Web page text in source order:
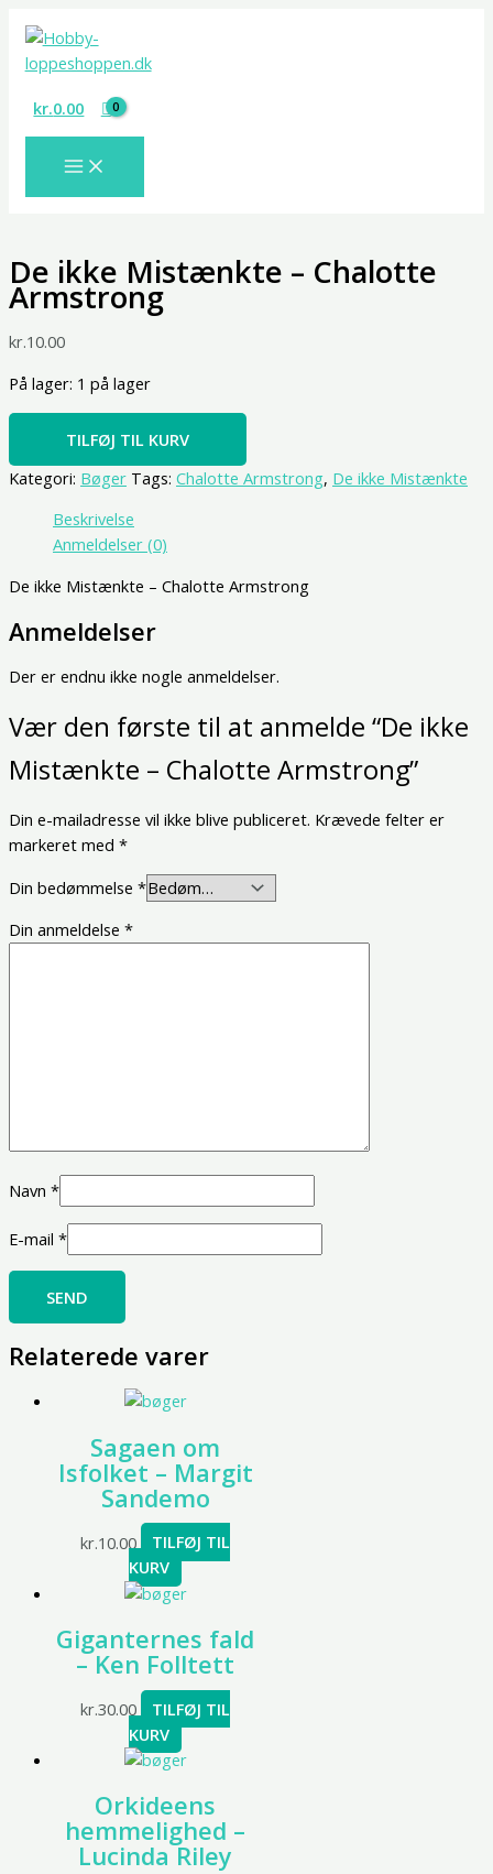
indholdet
kr.0.00
De ikke Mistænkte – Chalotte
Armstrong
kr.10.00
På lager: 1 på lager
ikke
Mistænkte
Chalotte
Armstrong
TILFØJ TIL KURV
Kategori: Bøger Tags: Chalotte Armstrong, De ikke Mistænkte
Beskrivelse
Anmeldelser (0)
De ikke Mistænkte – Chalotte Armstrong
Anmeldelser
Der er endnu ikke nogle anmeldelser.
Vær den første til at anmelde “De ikke
Mistænkte – Chalotte Armstrong”
Din e-mailadresse vil ikke blive publiceret. Krævede felter er
markeret med *
Din bedømmelse *
Din anmeldelse *
Navn *
E-mail *
Relaterede varer
Sagaen om
Isfolket – Margit
Sandemo
kr.10.00
TILFØJ TIL
KURV
Giganternes fald
– Ken Folltett
kr.30.00
TILFØJ TIL
KURV
Orkideens
hemmelighed –
Lucinda Riley